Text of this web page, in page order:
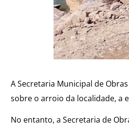
A Secretaria Municipal de
sobre o arroio da localidade, a
No entanto, a Secretaria de